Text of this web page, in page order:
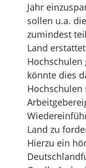
Jahr
sollen u.a.
zumindest
Land
Hochschulen
könnte dies
Hochschulen
Land zu
Hierzu ein